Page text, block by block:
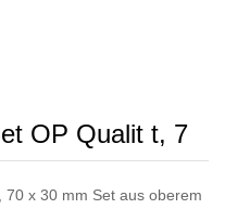
OP Qualit t, 7
70 x 30 mm Set aus oberem